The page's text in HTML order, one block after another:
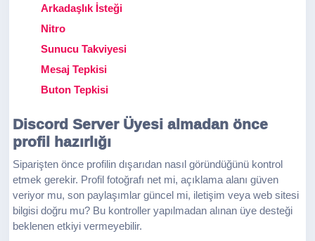
Arkadaşlık İsteği
Nitro
Sunucu Takviyesi
Mesaj Tepkisi
Buton Tepkisi
Discord Server Üyesi almadan önce
profil hazırlığı
Siparişten önce profilin dışarıdan nasıl göründüğünü kontrol
etmek gerekir. Profil fotoğrafı net mi, açıklama alanı güven
veriyor mu, son paylaşımlar güncel mi, iletişim veya web sitesi
bilgisi doğru mu? Bu kontroller yapılmadan alınan üye desteği
beklenen etkiyi vermeyebilir.